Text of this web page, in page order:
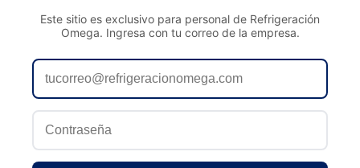
Este sitio es exclusivo para personal de Refrigeración
Omega. Ingresa con tu correo de la empresa.